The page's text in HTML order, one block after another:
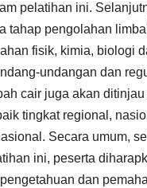
pelatihan ini.
tahap pengolahan
fisik, kimia, biologi
undangan dan
cair juga akan
tingkat regional,
Secara umum,
ini, peserta
dan